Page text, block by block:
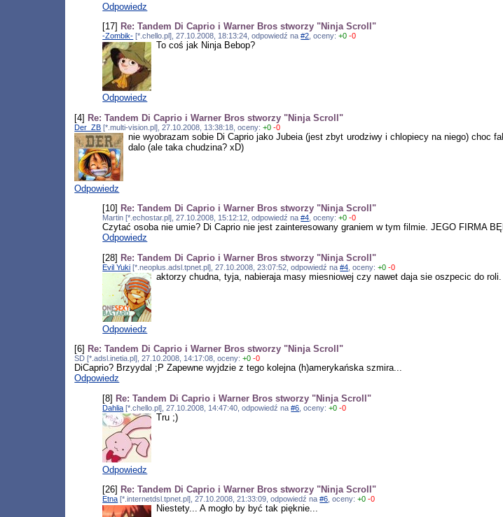
Odpowiedz
[17] Re: Tandem Di Caprio i Warner Bros stworzy "Ninja Scroll"
-Zombik- [*.chello.pl], 27.10.2008, 18:13:24, odpowiedź na#2 , oceny:+0 -0
To coś jak Ninja Bebop?
Odpowiedz
[4] Re: Tandem Di Caprio i Warner Bros stworzy "Ninja Scroll"
Der_ZB [*.multi-vision.pl], 27.10.2008, 13:38:18, oceny:+0 -0
nie wyobrazam sobie Di Caprio jako Jubeia (jest zbyt urodziwy i chlopiecy na niego) choc
dalo (ale taka chudzina? xD)
Odpowiedz
[10] Re: Tandem Di Caprio i Warner Bros stworzy "Ninja Scroll"
Martin [*.echostar.pl], 27.10.2008, 15:12:12, odpowiedź na#4 , oceny:+0 -0
Czytać osoba nie umie? Di Caprio nie jest zainteresowany graniem w tym filmie. JEGO FIRMA
Odpowiedz
[28] Re: Tandem Di Caprio i Warner Bros stworzy "Ninja Scroll"
Evil Yuki [*.neoplus.adsl.tpnet.pl], 27.10.2008, 23:07:52, odpowiedź na#4 , oceny:+0 -0
aktorzy chudna, tyja, nabieraja masy miesniowej czy nawet daja sie oszpecic do roli.
Odpowiedz
[6] Re: Tandem Di Caprio i Warner Bros stworzy "Ninja Scroll"
SD [*.adsl.inetia.pl], 27.10.2008, 14:17:08, oceny:+0 -0
DiCaprio? Brzyydal ;P Zapewne wyjdzie z tego kolejna (h)amerykańska szmira...
Odpowiedz
[8] Re: Tandem Di Caprio i Warner Bros stworzy "Ninja Scroll"
Dahlia [*.chello.pl], 27.10.2008, 14:47:40, odpowiedź na#6 , oceny:+0 -0
Tru ;)
Odpowiedz
[26] Re: Tandem Di Caprio i Warner Bros stworzy "Ninja Scroll"
Etna [*.internetdsl.tpnet.pl], 27.10.2008, 21:33:09, odpowiedź na#6 , oceny:+0 -0
Niestety... A mogło by być tak pięknie...